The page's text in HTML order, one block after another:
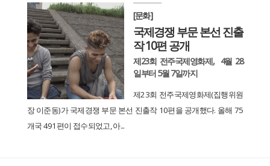
[문화]
국제경쟁 부문 본선 진출
작 10편 공개
제23회 전주국제영화제, 4월 28
일부터 5월 7일까지
제23회 전주국제영화제(집행위원
장 이준동)가 국제경쟁 부문 본선 진출작 10편을 공개했다. 올해 75
개국 491편이 접수되었고, 아...